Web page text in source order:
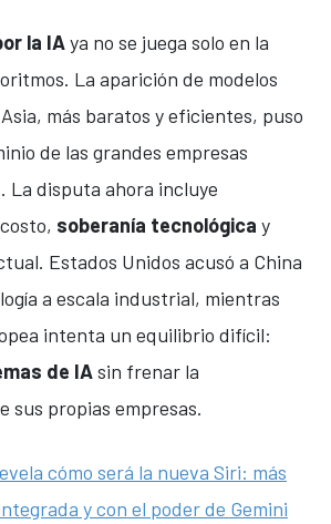
la IAya no se juega solo en la
La aparición de modelos
más baratos y eficientes, puso
de las grandes empresas
La disputa ahora incluye
soberanía tecnológica y
Estados Unidos acusó a China
a escala industrial, mientras
intenta un equilibrio difícil:
de IAsin frenar la
sus propias empresas.
cómo será la nueva Siri: más
y con el poder de Gemini